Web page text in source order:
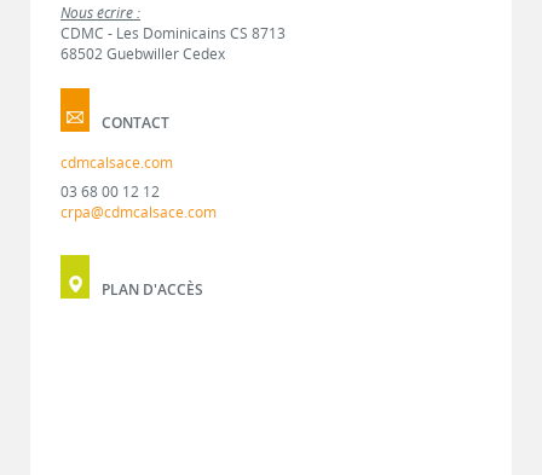
Nous écrire :
CDMC - Les Dominicains CS 8713
68502 Guebwiller Cedex
CONTACT
cdmcalsace.com
03 68 00 12 12
crpa@cdmcalsace.com
PLAN D'ACCÈS